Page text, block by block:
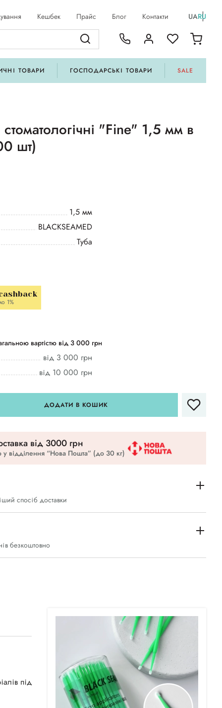
Кешбек Прайс Блог Контакти UARU
ТОВАРИ ГОСПОДАРСЬКІ ТОВАРИ SALE
"Fine" 1,5 мм в
шт)
1,5 мм
BLACKSEAMED
Туба
1%
вартістю від 3 000 грн
від 3 000 грн
від 10 000 грн
ДОДАТИ В КОШИК
вiд 3000 грн
відділення “Нова Пошта” (до 30 кг)
спосіб доставки
безкоштовно
під